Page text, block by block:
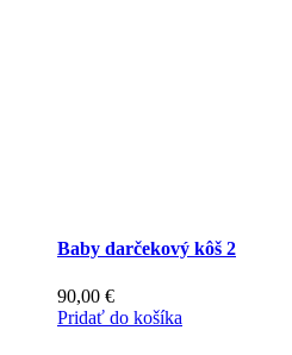
Baby darčekový kôš 2
90,00 €
Pridať do košíka